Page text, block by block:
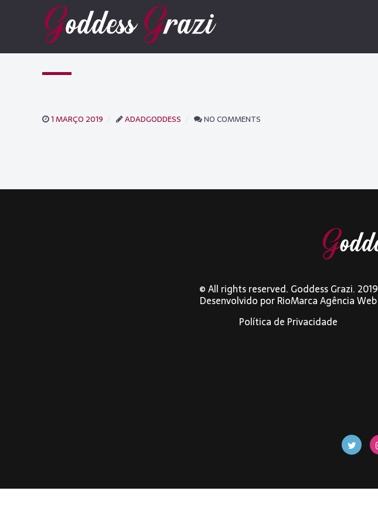
1 MARÇO 2019 ADADGODDESS NO COMMENTS
© All rights reserved. Goddess Grazi. 2019
Desenvolvido porRioMarca Agência Web
Política de Privacidade